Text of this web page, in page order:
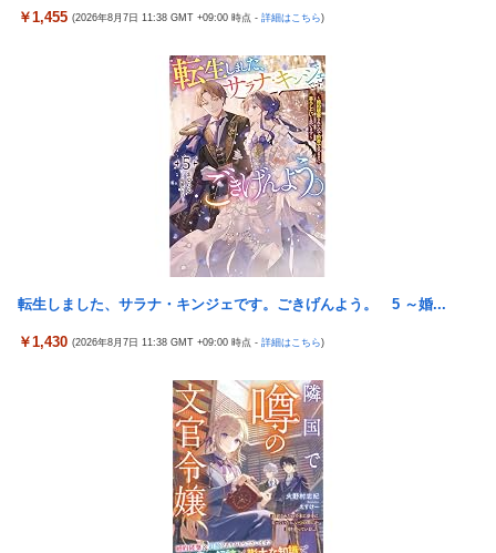
のように無抵抗だったことが発覚
【緊急】世界各地で販売の中国企業Zbtlink製ルーター20
機種にバックドア、外部から完全制御のおそれ
韓国KOSPIで徹底的に儲けたい某海外資本、韓国人投資家
に楽観的すぎる未来予測を提示して……
15歳少女に薬と酒飲ませカラオケ店で性的暴行、動画撮
影 54歳無職を再逮捕 動画770本も見つかる
大日本帝国陸軍「侵攻できたとして、食糧どうすんだよ」
大本営「現地調達」陸軍「え？」
【FF16】 「ファイナルファンタジー16」発売日が6/22に
決定＆最新PV公開！思ったより発売早い…もう半年後か！
ドンキのうなぎ食べた14人が食中毒…3歳児から75歳まで被害
「日本放送協会です」と名乗る男にドアを開けたら地獄…テレビ
もないのに居座り脅迫してきたNHK集金人を警察に通報して黙ら
せた←警察官の神対応に感謝しかない
参政党・神谷代表、高市政権の食料品減税を「天下の愚策」と一
【スパロボ】インパクトやアルファ外伝くらいのバランス求
増水した川に取り残されたアライグマ、パドルボードで救助され
て人の脚の下に潜り込む【海外の反応】
￥1,455 (2026年8月7日 11:38 GMT +09:00 時点 - 詳細はこちら)
転生しました、サラナ・キンジェです。ごきげんよう。 5 ～婚...
￥1,430 (2026年8月7日 11:38 GMT +09:00 時点 - 詳細はこちら)